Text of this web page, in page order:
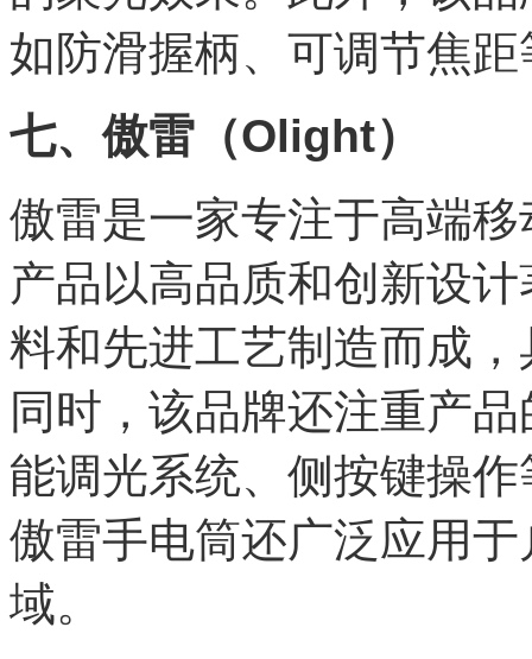
如防滑握柄、可调节焦
七、傲雷（Olight）
傲雷是一家专注于高端
产品以高品质和创新设
料和先进工艺制造而成
同时，该品牌还注重产
能调光系统、侧按键操
傲雷手电筒还广泛应用
域。